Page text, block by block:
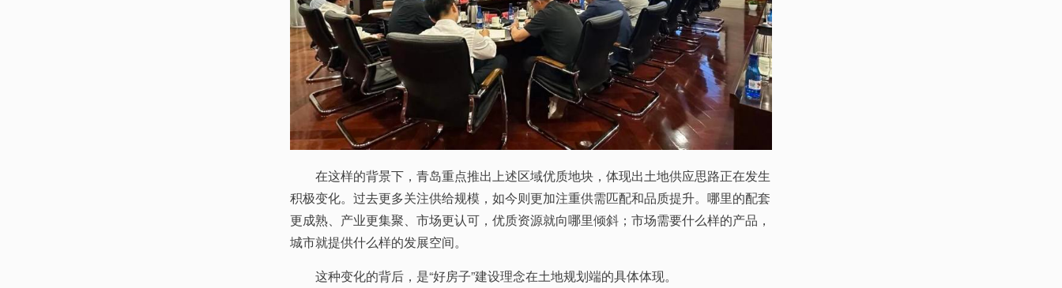
在这样的背景下，青岛重点推出上述区域优质地块，体现出土地供应思路正在发生
积极变化。过去更多关注供给规模，如今则更加注重供需匹配和品质提升。哪里的配套
更成熟、产业更集聚、市场更认可，优质资源就向哪里倾斜；市场需要什么样的产品，
城市就提供什么样的发展空间。
这种变化的背后，是“好房子”建设理念在土地规划端的具体体现。